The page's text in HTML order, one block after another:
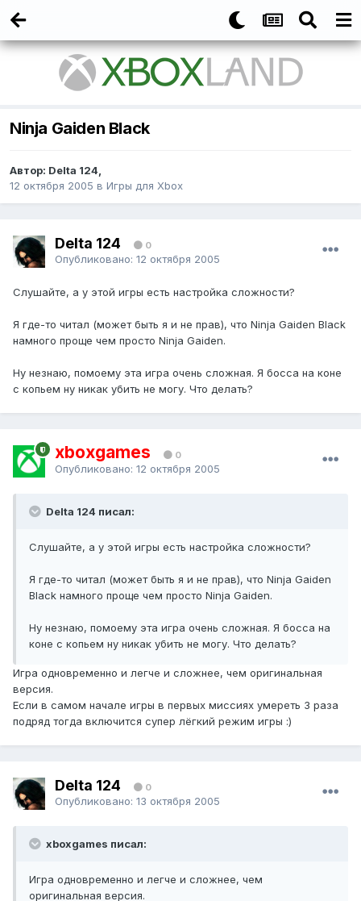
Ninja Gaiden Black
Автор: Delta 124,
12 октября 2005 в Игры для Xbox
Delta 124 0
Опубликовано: 12 октября 2005
Слушайте, а у этой игры есть настройка сложности?
Я где-то читал (может быть я и не прав), что Ninja Gaiden Black
намного проще чем просто Ninja Gaiden.
Ну незнаю, помоему эта игра очень сложная. Я босса на коне
с копьем ну никак убить не могу. Что делать?
xboxgames 0
Опубликовано: 12 октября 2005
Delta 124 писал:
Слушайте, а у этой игры есть настройка сложности?
Я где-то читал (может быть я и не прав), что Ninja Gaiden
Black намного проще чем просто Ninja Gaiden.
Ну незнаю, помоему эта игра очень сложная. Я босса на
коне с копьем ну никак убить не могу. Что делать?
Игра одновременно и легче и сложнее, чем оригинальная
версия.
Если в самом начале игры в первых миссиях умереть 3 раза
подряд тогда включится супер лёгкий режим игры :)
Delta 124 0
Опубликовано: 13 октября 2005
xboxgames писал:
Игра одновременно и легче и сложнее, чем
оригинальная версия.